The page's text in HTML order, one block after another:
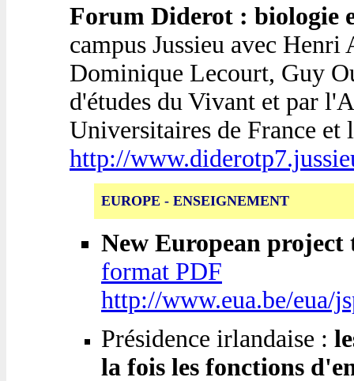
Forum Diderot : biologie
campus Jussieu avec
Dominique Lecourt, Guy
d'études du Vivant et par
Universitaires de France
http://
EUROPE - ENSEIGNEMENT
New European
format PDF
http://www.eua.be/eua/
Présidence irlandaise :
la fois les fonctions